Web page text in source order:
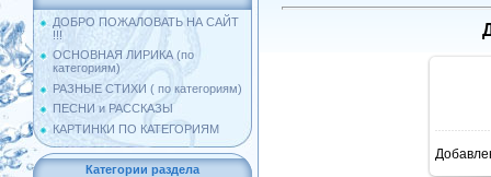
ДОБРО ПОЖАЛОВАТЬ НА САЙТ
!!!
ОСНОВНАЯ ЛИРИКА (по
категориям)
РАЗНЫЕ СТИХИ ( по категориям)
ПЕСНИ и РАССКАЗЫ
КАРТИНКИ ПО КАТЕГОРИЯМ
Категории раздела